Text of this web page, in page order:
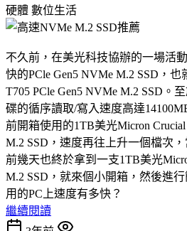
硬體 數位生活
不久前，在美光科技協辦的一場活
快的PCle Gen5 NVMe M.2 SSD，也
T705 PCle Gen5 NVMe M.2 SSD。
碟的循序讀取/寫入速度高達
前開箱使用的1TB美光Micron
M.2 SSD，速度再往上升一個檔次
前幾天也終於拿到一支1TB美光
M.2 SSD，就來個小開箱，然後進
用的PC上速度有多快？
繼續閱讀